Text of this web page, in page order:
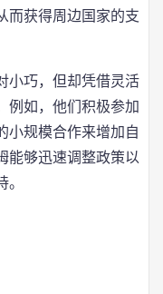
而获得周边国家的支
小巧，但却凭借灵活
例如，他们积极参加
小规模合作来增加自
能够迅速调整政策以